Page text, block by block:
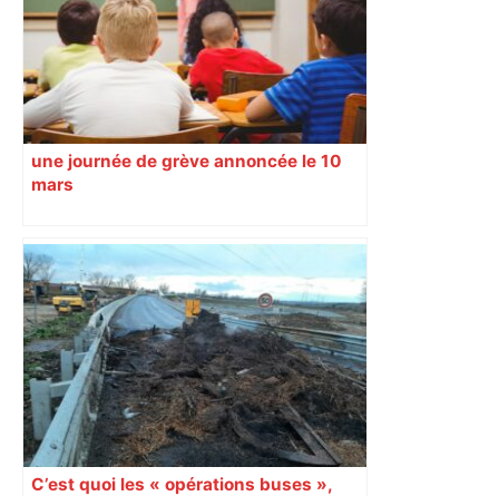
une journée de grève annoncée le 10
mars
C’est quoi les « opérations buses »,